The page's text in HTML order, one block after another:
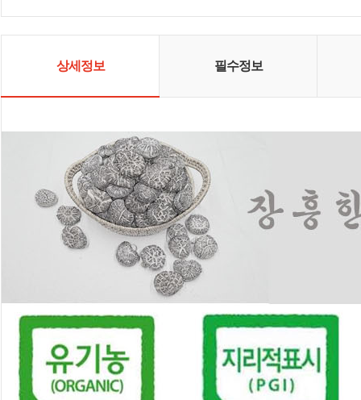
30여년간 직접 생산하고 있습니다.
가지고 있습니다.
상세정보 필수정보